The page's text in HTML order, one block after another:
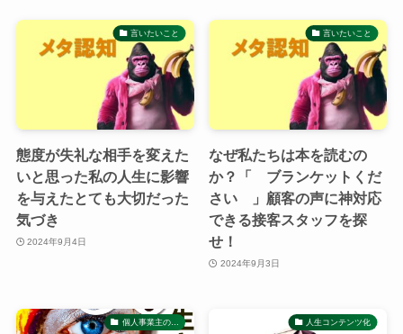
言いたいこと
態度が失礼な相手を変えた
いと思った私の人生に影響
を与えたとても大切だった
気づき
2024年9月4日
言いたいこと
なぜ私たちは本を読むの
か？「 ブランケットくだ
さい 」顧客の声に神対応
できる接客スタッフを探
せ！
2024年9月3日
個人事業主の… 人生コンテンツ化